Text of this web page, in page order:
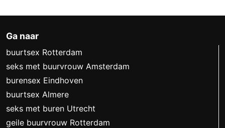
Ga naar
buurtsex Rotterdam
seks met buurvrouw Amsterdam
burensex Eindhoven
buurtsex Almere
seks met buren Utrecht
geile buurvrouw Rotterdam